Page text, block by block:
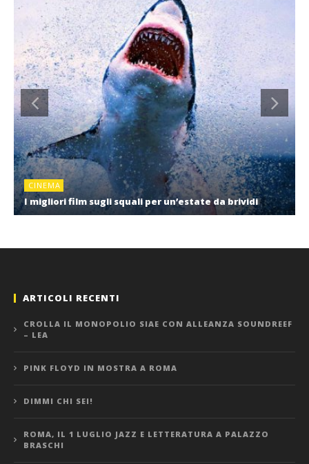
CINEMA
I migliori film sugli squali per un’estate da brividi
ARTICOLI RECENTI
CROLLA IL MONOPOLIO SIAE CON ALLEANZA SOUNDREEF
– LEA
PINK FLOYD IN MOSTRA A ROMA
DIMMI CHI SEI!
ROMA, IL 1 LUGLIO JAZZ E LETTERATURA A PALAZZO
BRASCHI